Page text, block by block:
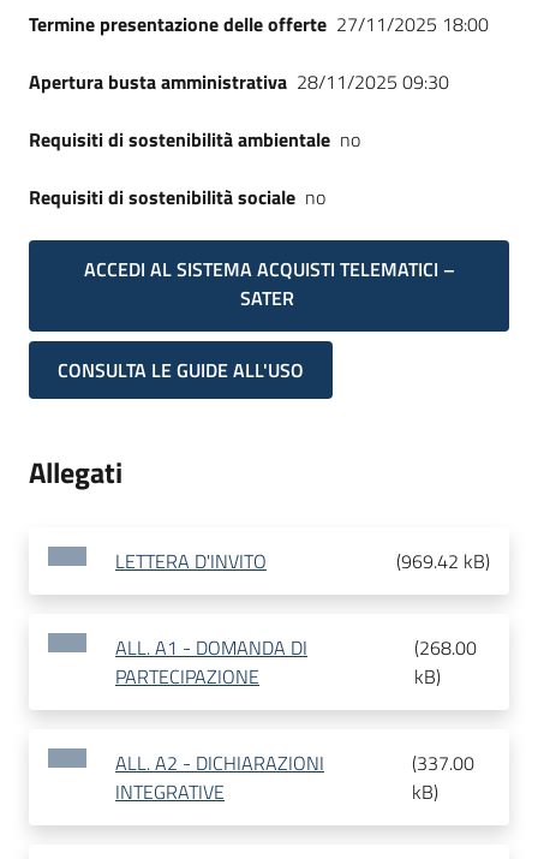
Termine presentazione delle offerte 27/11/2025 18:00
Apertura busta amministrativa 28/11/2025 09:30
Requisiti di sostenibilità ambientale no
Requisiti di sostenibilità sociale no
ACCEDI AL SISTEMA ACQUISTI TELEMATICI –
SATER
CONSULTA LE GUIDE ALL'USO
Allegati
LETTERA D'INVITO (969.42 kB)
ALL. A1 - DOMANDA DI
PARTECIPAZIONE
(268.00
kB)
ALL. A2 - DICHIARAZIONI
INTEGRATIVE
(337.00
kB)